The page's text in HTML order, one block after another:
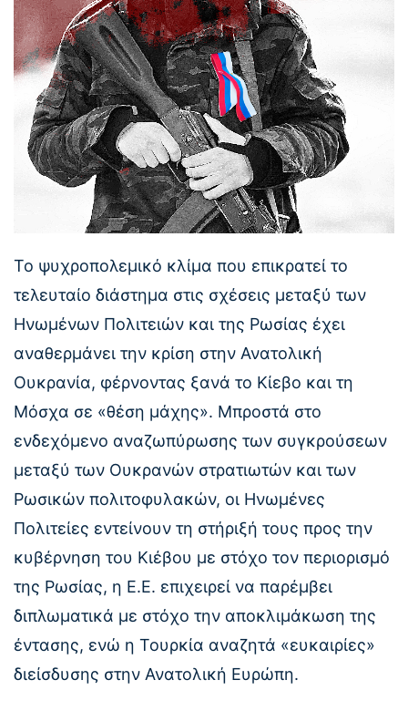
Το ψυχροπολεμικό κλίμα που επικρατεί το
τελευταίο διάστημα στις σχέσεις μεταξύ των
Ηνωμένων Πολιτειών και της Ρωσίας έχει
αναθερμάνει την κρίση στην Ανατολική
Ουκρανία, φέρνοντας ξανά το Κίεβο και τη
Μόσχα σε «θέση μάχης». Μπροστά στο
ενδεχόμενο αναζωπύρωσης των συγκρούσεων
μεταξύ των Ουκρανών στρατιωτών και των
Ρωσικών πολιτοφυλακών, οι Ηνωμένες
Πολιτείες εντείνουν τη στήριξή τους προς την
κυβέρνηση του Κιέβου με στόχο τον περιορισμό
της Ρωσίας, η Ε.Ε. επιχειρεί να παρέμβει
διπλωματικά με στόχο την αποκλιμάκωση της
έντασης, ενώ η Τουρκία αναζητά «ευκαιρίες»
διείσδυσης στην Ανατολική Ευρώπη.